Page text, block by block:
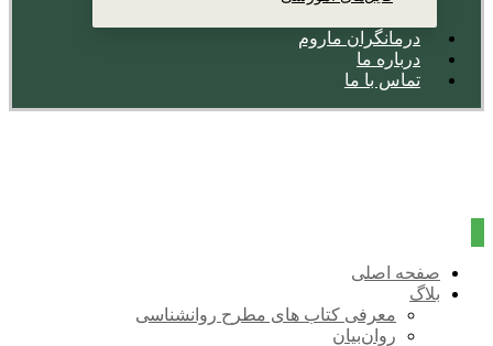
درمانگران ماروم
درباره ما
تماس با ما
صفحه اصلی
بلاگ
معرفی کتاب های مطرح روانشناسی
روان‌بیان